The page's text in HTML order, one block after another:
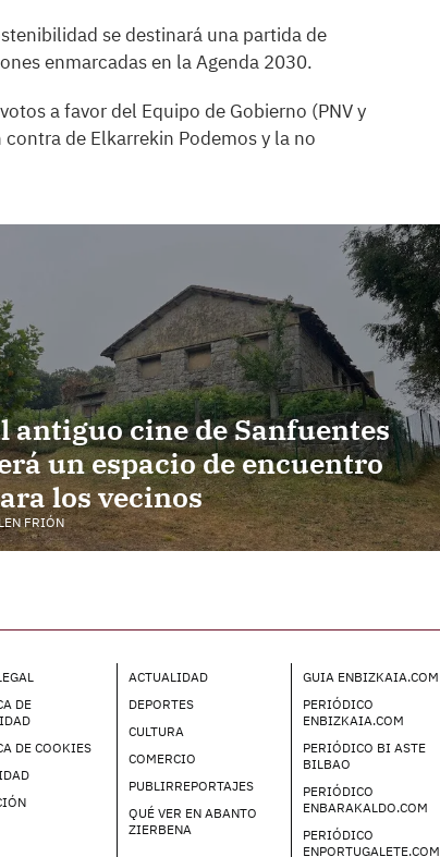
se destinará una partida de
enmarcadas en la Agenda 2030.
a favor del Equipo de Gobierno (PNV y
de Elkarrekin Podemos y la no
antiguo cine de Sanfuentes
un espacio de encuentro
los vecinos
FRIÓN
DE
DE COOKIES
ACTUALIDAD
DEPORTES
CULTURA
COMERCIO
PUBLIRREPORTAJES
QUÉ VER EN ABANTO
ZIERBENA
GUIA ENBIZKAIA.COM
PERIÓDICO
ENBIZKAIA.COM
PERIÓDICO BI ASTE
BILBAO
PERIÓDICO
ENBARAKALDO.COM
PERIÓDICO
ENPORTUGALETE.COM